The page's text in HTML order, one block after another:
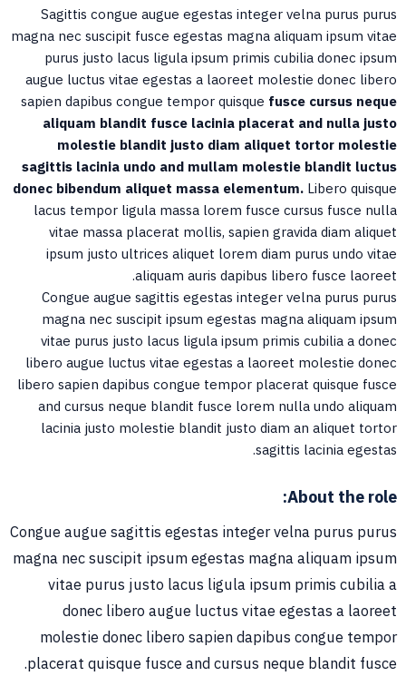
Sagittis congue augue egestas integer velna purus purus
magna nec suscipit fusce egestas magna aliquam ipsum vitae
purus justo lacus ligula ipsum primis cubilia donec ipsum
augue luctus vitae egestas a laoreet molestie donec libero
sapien dapibus congue tempor quisque fusce cursus neque
aliquam blandit fusce lacinia placerat and nulla justo
molestie blandit justo diam aliquet tortor molestie
sagittis lacinia undo and mullam molestie blandit luctus
donec bibendum aliquet massa elementum. Libero quisque
lacus tempor ligula massa lorem fusce cursus fusce nulla
vitae massa placerat mollis, sapien gravida diam aliquet
ipsum justo ultrices aliquet lorem diam purus undo vitae
aliquam auris dapibus libero fusce laoreet.
Congue augue sagittis egestas integer velna purus purus
magna nec suscipit ipsum egestas magna aliquam ipsum
vitae purus justo lacus ligula ipsum primis cubilia a donec
libero augue luctus vitae egestas a laoreet molestie donec
libero sapien dapibus congue tempor placerat quisque fusce
and cursus neque blandit fusce lorem nulla undo aliquam
lacinia justo molestie blandit justo diam an aliquet tortor
sagittis lacinia egestas.
About the role:
Congue augue sagittis egestas integer velna purus purus
magna nec suscipit ipsum egestas magna aliquam ipsum
vitae purus justo lacus ligula ipsum primis cubilia a
donec libero augue luctus vitae egestas a laoreet
molestie donec libero sapien dapibus congue tempor
placerat quisque fusce and cursus neque blandit fusce.